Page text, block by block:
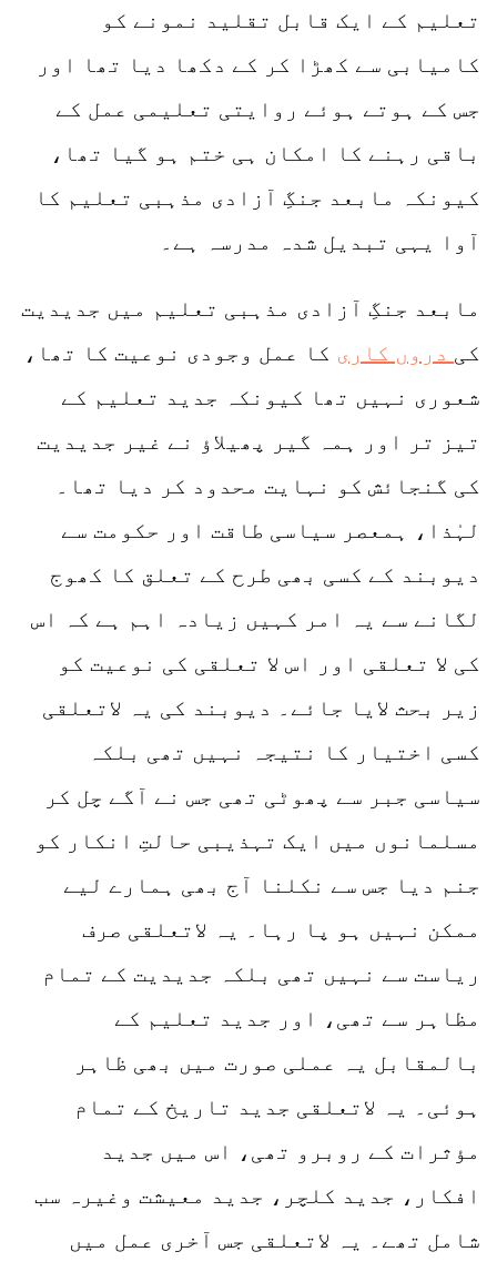
تعلیم کے ایک قابل تقلید نمونے کو
کامیابی سے کھڑا کر کے دکھا دیا تھا اور
جس کے ہوتے ہوئے روایتی تعلیمی عمل کے
باقی رہنے کا امکان ہی ختم ہو گیا تھا،
کیونکہ مابعد جنگِ آزادی مذہبی تعلیم کا
آوا یہی تبدیل شدہ مدرسہ ہے۔
مابعد جنگِ آزادی مذہبی تعلیم میں جدیدیت
کی دروں کاری کا عمل وجودی نوعیت کا تھا،
شعوری نہیں تھا کیونکہ جدید تعلیم کے
تیز تر اور ہمہ گیر پھیلاؤ نے غیر جدیدیت
کی گنجائش کو نہایت محدود کر دیا تھا۔
لہٰذا، ہمعصر سیاسی طاقت اور حکومت سے
دیوبند کے کسی بھی طرح کے تعلق کا کھوج
لگانے سے یہ امر کہیں زیادہ اہم ہے کہ اس
کی لا تعلقی اور اس لا تعلقی کی نوعیت کو
زیر بحث لایا جائے۔ دیوبند کی یہ لاتعلقی
کسی اختیار کا نتیجہ نہیں تھی بلکہ
سیاسی جبر سے پھوٹی تھی جس نے آگے چل کر
مسلمانوں میں ایک تہذیبی حالتِ انکار کو
جنم دیا جس سے نکلنا آج بھی ہمارے لیے
ممکن نہیں ہو پا رہا۔ یہ لاتعلقی صرف
ریاست سے نہیں تھی بلکہ جدیدیت کے تمام
مظاہر سے تھی، اور جدید تعلیم کے
بالمقابل یہ عملی صورت میں بھی ظاہر
ہوئی۔ یہ لاتعلقی جدید تاریخ کے تمام
مؤثرات کے روبرو تھی، اس میں جدید
افکار، جدید کلچر، جدید معیشت وغیرہ سب
شامل تھے۔ یہ لاتعلقی جس آخری عمل میں